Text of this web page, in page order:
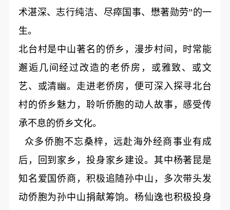
术湛深、志行纯洁、尽瘁国事、懋著勋劳”的一
生。
北台村是中山著名的侨乡，漫步村间，时常能
邂逅几间经过改造的老侨房，或雅致、或文
艺、或清幽。走进老侨房，便可深入探寻北台
村的侨乡魅力，聆听侨胞的动人故事，感受传
承不息的侨乡文化。
众多侨胞不忘桑梓，远赴海外经商事业有成
后，回到家乡，投身家乡建设。其中杨著昆是
知名爱国侨商，积极追随孙中山，多次带头发
动侨胞为孙中山捐献筹饷。杨仙逸也积极投身